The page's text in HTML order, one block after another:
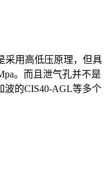
采用高低压原理，但具
。而且泄气孔并不是
波的CIS40-AGL等多个